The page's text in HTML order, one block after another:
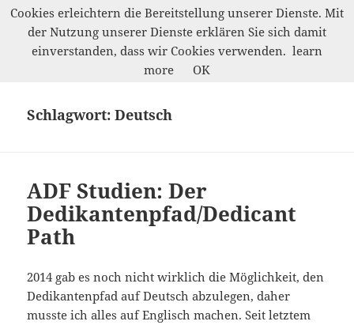
Werkelwald
Schlagwort:Deutsch
ADF Studien: Der
Dedikantenpfad/Dedicant
Path
2014 gab es noch nicht wirklich die Möglichkeit, den
Dedikantenpfad auf Deutsch abzulegen, daher
musste ich alles auf Englisch machen. Seit letztem
Cookies erleichtern die Bereitstellung unserer Dienste. Mit
der Nutzung unserer Dienste erklären Sie sich damit
einverstanden, dass wir Cookies verwenden. learn
more
OK